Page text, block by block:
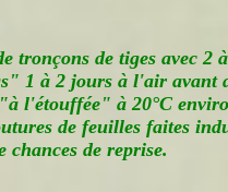
tronçons de tiges avec 2
1 à 2 jours à l'air avant
l'étouffée" à 20°C
de feuilles faites
chances de reprise.